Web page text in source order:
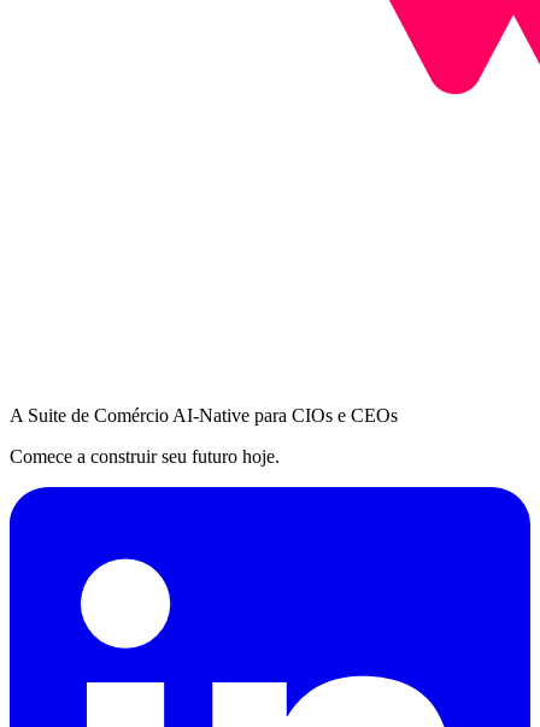
A Suite de Comércio AI-Native para CIOs e CEOs
Comece a construir seu futuro hoje.